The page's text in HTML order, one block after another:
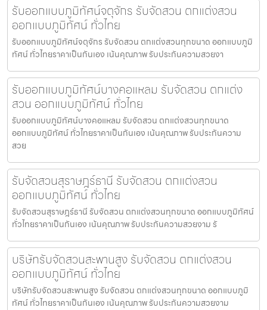
รับออกแบบภูมิทัศน์จตุจักร รับจัดสวน ตกแต่งสวน
ออกแบบภูมิทัศน์ ทั่วไทย
รับออกแบบภูมิทัศน์จตุจักร รับจัดสวน ตกแต่งสวนทุกขนาด ออกแบบภูมิ
ทัศน์ ทั่วไทยราคาเป็นกันเอง เน้นคุณภาพ รับประกันความสวยงา
รับออกแบบภูมิทัศน์บางคอแหลม รับจัดสวน ตกแต่ง
สวน ออกแบบภูมิทัศน์ ทั่วไทย
รับออกแบบภูมิทัศน์บางคอแหลม รับจัดสวน ตกแต่งสวนทุกขนาด
ออกแบบภูมิทัศน์ ทั่วไทยราคาเป็นกันเอง เน้นคุณภาพ รับประกันความ
สวย
รับจัดสวนสุราษฎร์ธานี รับจัดสวน ตกแต่งสวน
ออกแบบภูมิทัศน์ ทั่วไทย
รับจัดสวนสุราษฎร์ธานี รับจัดสวน ตกแต่งสวนทุกขนาด ออกแบบภูมิทัศน์
ทั่วไทยราคาเป็นกันเอง เน้นคุณภาพ รับประกันความสวยงาม รั
บริษัทรับจัดสวนสะพานสูง รับจัดสวน ตกแต่งสวน
ออกแบบภูมิทัศน์ ทั่วไทย
บริษัทรับจัดสวนสะพานสูง รับจัดสวน ตกแต่งสวนทุกขนาด ออกแบบภูมิ
ทัศน์ ทั่วไทยราคาเป็นกันเอง เน้นคุณภาพ รับประกันความสวยงาม